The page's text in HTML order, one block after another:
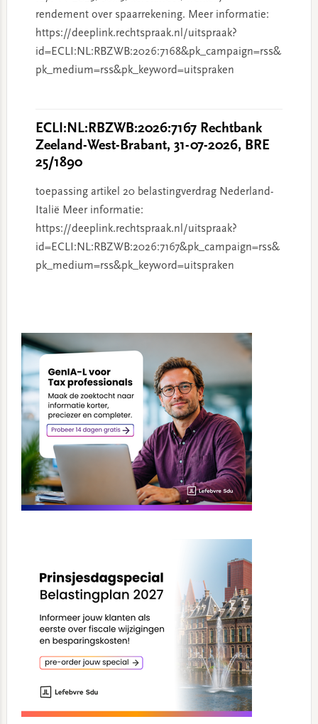
rendement over spaarrekening. Meer informatie:
https://deeplink.rechtspraak.nl/uitspraak?
id=ECLI:NL:RBZWB:2026:7168&pk_campaign=rss&
pk_medium=rss&pk_keyword=uitspraken
ECLI:NL:RBZWB:2026:7167 Rechtbank
Zeeland-West-Brabant, 31-07-2026, BRE
25/1890
toepassing artikel 20 belastingverdrag Nederland-
Italië Meer informatie:
https://deeplink.rechtspraak.nl/uitspraak?
id=ECLI:NL:RBZWB:2026:7167&pk_campaign=rss&
pk_medium=rss&pk_keyword=uitspraken
Sidebar